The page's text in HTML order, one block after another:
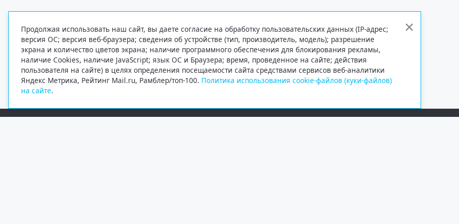
Продолжая использовать наш сайт, вы даете согласие на обработку пользовательских данных (IP-адрес;
версия ОС; версия веб-браузера; сведения об устройстве (тип, производитель, модель); разрешение
экрана и количество цветов экрана; наличие программного обеспечения для блокирования рекламы,
наличие Cookies, наличие JavaScript; язык ОС и Браузера; время, проведенное на сайте; действия
пользователя на сайте) в целях определения посещаемости сайта средствами сервисов веб-аналитики
Яндекс Метрика, Рейтинг Mail.ru, Рамблер/топ-100. Политика использования cookie-файлов (куки-файлов)
на сайте.